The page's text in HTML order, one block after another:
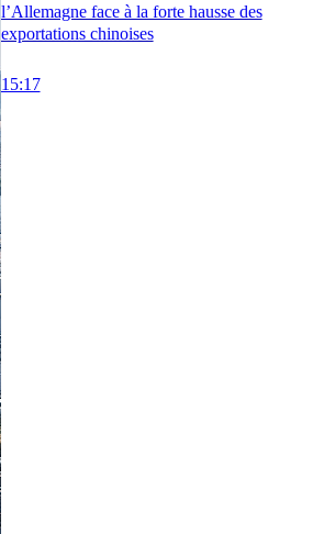
l’Allemagne face à la forte hausse des
exportations chinoises
15:17